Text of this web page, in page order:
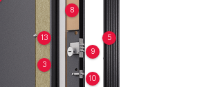
3
5
8
9
10
13